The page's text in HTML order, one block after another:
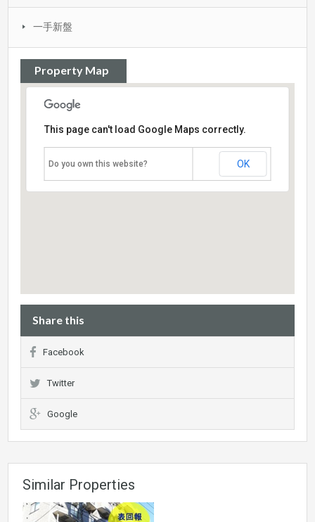
一手新盤
Property Map
This page can't load Google Maps correctly.
Do you own this website? OK
Share this
Facebook
Twitter
Google
Similar Properties